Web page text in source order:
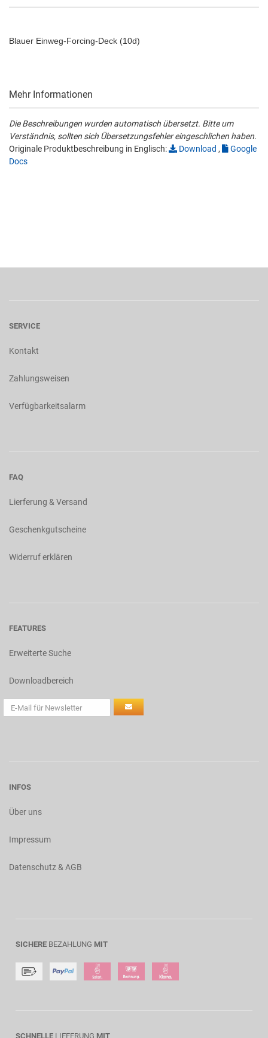
Blauer Einweg-Forcing-Deck (10d)
Mehr Informationen
Die Beschreibungen wurden automatisch übersetzt. Bitte um
Verständnis, sollten sich Übersetzungsfehler eingeschlichen haben.
Originale Produktbeschreibung in Englisch:
Download ,
Google
Docs
SERVICE
Kontakt
Zahlungsweisen
Verfügbarkeitsalarm
FAQ
Lierferung & Versand
Geschenkgutscheine
Widerruf erklären
FEATURES
Erweiterte Suche
Downloadbereich
INFOS
Über uns
Impressum
Datenschutz & AGB
SICHERE BEZAHLUNG MIT
SCHNELLE LIEFERUNG MIT